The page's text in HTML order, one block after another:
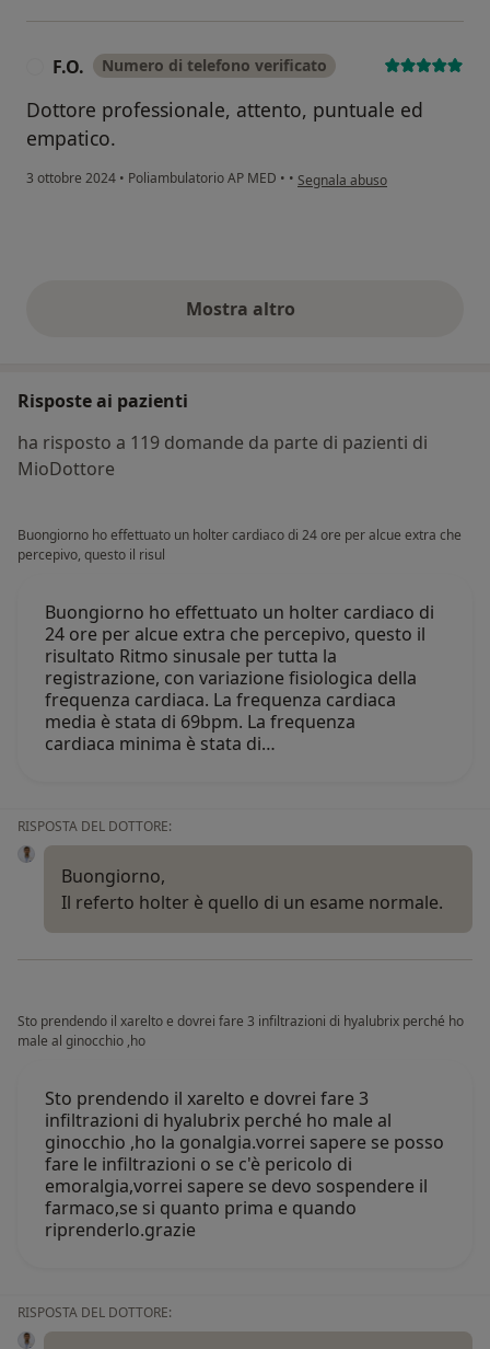
F.O. Numero di telefono verificato
Dottore professionale, attento, puntuale ed
empatico.
3 ottobre 2024 • Poliambulatorio AP MED • • secondo l'opinione dell'utente
Segnala abuso
Mostra altroopinioni di cui sopra
Risposte ai pazienti
ha risposto a 119 domande da parte di pazienti di
MioDottore
Buongiorno ho effettuato un holter cardiaco di 24 ore per alcue extra che
percepivo, questo il risul
Buongiorno ho effettuato un holter cardiaco di
24 ore per alcue extra che percepivo, questo il
risultato Ritmo sinusale per tutta la
registrazione, con variazione fisiologica della
frequenza cardiaca. La frequenza cardiaca
media è stata di 69bpm. La frequenza
cardiaca minima è stata di…
RISPOSTA DEL DOTTORE:
Buongiorno,
Il referto holter è quello di un esame normale.
Sto prendendo il xarelto e dovrei fare 3 infiltrazioni di hyalubrix perché ho
male al ginocchio ,ho
Sto prendendo il xarelto e dovrei fare 3
infiltrazioni di hyalubrix perché ho male al
ginocchio ,ho la gonalgia.vorrei sapere se posso
fare le infiltrazioni o se c'è pericolo di
emoralgia,vorrei sapere se devo sospendere il
farmaco,se si quanto prima e quando
riprenderlo.grazie
RISPOSTA DEL DOTTORE: